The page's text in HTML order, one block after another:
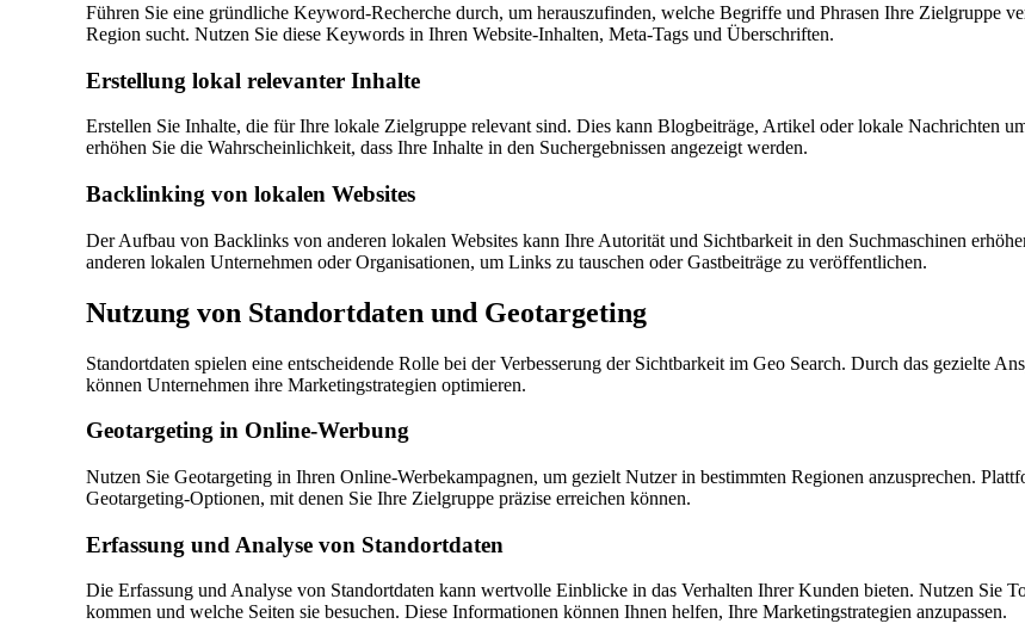
Führen Sie eine gründliche Keyword-Recherche durch, um herauszufinden, welche Begriffe und Phrasen Ihre Zielgruppe
Region sucht. Nutzen Sie diese Keywords in Ihren Website-Inhalten, Meta-Tags und Überschriften.
Erstellung lokal relevanter Inhalte
Erstellen Sie Inhalte, die für Ihre lokale Zielgruppe relevant sind. Dies kann Blogbeiträge, Artikel oder lokale Nachrichten
erhöhen Sie die Wahrscheinlichkeit, dass Ihre Inhalte in den Suchergebnissen angezeigt werden.
Backlinking von lokalen Websites
Der Aufbau von Backlinks von anderen lokalen Websites kann Ihre Autorität und Sichtbarkeit in den Suchmaschinen
anderen lokalen Unternehmen oder Organisationen, um Links zu tauschen oder Gastbeiträge zu veröffentlichen.
Nutzung von Standortdaten und Geotargeting
Standortdaten spielen eine entscheidende Rolle bei der Verbesserung der Sichtbarkeit im Geo Search. Durch das gezielte
können Unternehmen ihre Marketingstrategien optimieren.
Geotargeting in Online-Werbung
Nutzen Sie Geotargeting in Ihren Online-Werbekampagnen, um gezielt Nutzer in bestimmten Regionen anzusprechen.
Geotargeting-Optionen, mit denen Sie Ihre Zielgruppe präzise erreichen können.
Erfassung und Analyse von Standortdaten
Die Erfassung und Analyse von Standortdaten kann wertvolle Einblicke in das Verhalten Ihrer Kunden bieten. Nutzen Sie
kommen und welche Seiten sie besuchen. Diese Informationen können Ihnen helfen, Ihre Marketingstrategien anzupassen.